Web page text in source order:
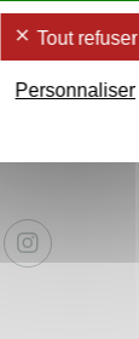
Tout refuser
Personnaliser